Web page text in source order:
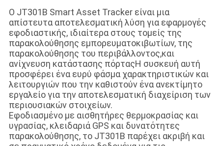
Ο JT301B Smart Asset Tracker είναι μια
απίστευτα αποτελεσματική λύση για εφαρμογές
εφοδιαστικής, ιδιαίτερα στους τομείς της
παρακολούθησης εμπορευματοκιβωτίων, της
παρακολούθησης του περιβάλλοντος,και
ανίχνευση κατάστασης πόρταςΗ συσκευή αυτή
προσφέρει ένα ευρύ φάσμα χαρακτηριστικών και
λειτουργιών που την καθιστούν ένα ανεκτίμητο
εργαλείο για την αποτελεσματική διαχείριση των
περιουσιακών στοιχείων.
Εφοδιασμένο με αισθητήρες θερμοκρασίας και
υγρασίας, κλειδαριά GPS και δυνατότητες
παρακολούθησης, το JT301B παρέχει ακριβή και